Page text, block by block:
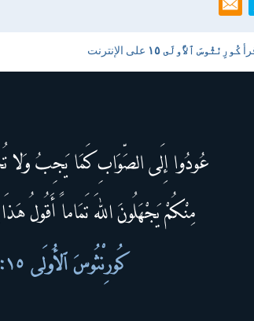
كُورِنْثُوسَ ٱلأُولَى ١٥ على الإنترنت